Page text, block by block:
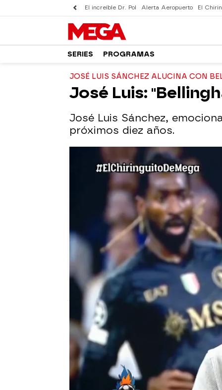
El increíble Dr. Pol Alerta Aeropuerto El
SERIES PROGRAMAS
JOSÉ LUIS SÁNCHEZ ALUCINA CON
José Luis:
José Luis Sánchez,
próximos diez años.
El Chiringuito
Publicado: 30 de noviembre de 2023,
José Luis Sánchez ha
Bellingham. "Estoy
Real Madrid para los